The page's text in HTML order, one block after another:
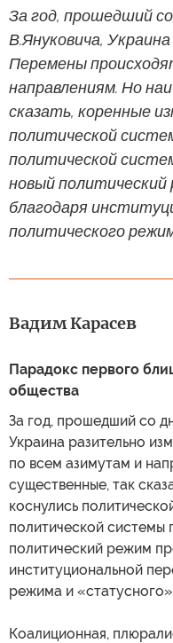
За год, прошедший
В.Януковича,
Перемены
направлениям. Но
сказать, коренные
политической
политической
новый
благодаря
политического
Вадим Карасев
Парадокс первого
общества
За год, прошедший со
Украина разительно
по всем азимутам и
существенные, так
коснулись
политической
политический режим
институциональной
режима и
Коалиционная,